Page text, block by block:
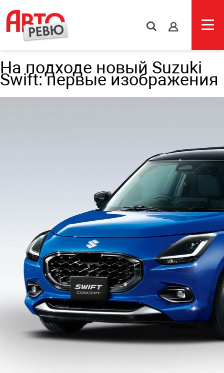
s
На подходе новый Suzuki
Swift: первые изображения